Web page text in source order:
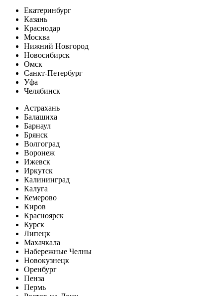
Екатеринбург
Казань
Краснодар
Москва
Нижний Новгород
Новосибирск
Омск
Санкт-Петербург
Уфа
Челябинск
Астрахань
Балашиха
Барнаул
Брянск
Волгоград
Воронеж
Ижевск
Иркутск
Калининград
Калуга
Кемерово
Киров
Красноярск
Курск
Липецк
Махачкала
Набережные Челны
Новокузнецк
Оренбург
Пенза
Пермь